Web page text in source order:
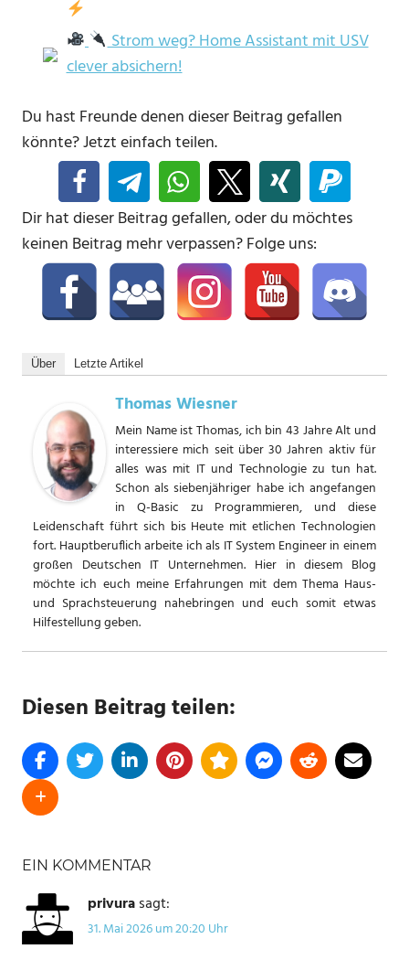
Strom weg? Home Assistant mit USV
clever absichern!
Du hast Freunde denen dieser Beitrag gefallen
könnte? Jetzt einfach teilen.
Dir hat dieser Beitrag gefallen, oder du möchtes
keinen Beitrag mehr verpassen? Folge uns:
Über Letzte Artikel
Thomas Wiesner
Mein Name ist Thomas, ich bin 43 Jahre Alt und
interessiere mich seit über 30 Jahren aktiv für
alles was mit IT und Technologie zu tun hat.
Schon als siebenjähriger habe ich angefangen
in Q-Basic zu Programmieren, und diese
Leidenschaft führt sich bis Heute mit etlichen Technologien
fort. Hauptberuflich arbeite ich als IT System Engineer in einem
großen Deutschen IT Unternehmen. Hier in diesem Blog
möchte ich euch meine Erfahrungen mit dem Thema Haus-
und Sprachsteuerung nahebringen und euch somit etwas
Hilfestellung geben.
Diesen Beitrag teilen:
EATON
HOME
ASSISTANT
USV
EIN KOMMENTAR
privurasagt:
31. Mai 2026 um 20:20 Uhr